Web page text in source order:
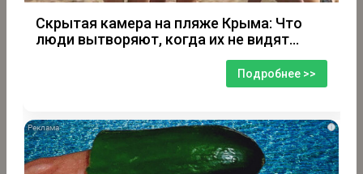
Скрытая камера на пляже Крыма: Что
люди вытворяют, когда их не видят...
Подробнее >>
i